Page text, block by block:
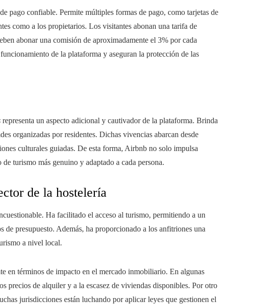
pago confiable. Permite múltiples formas de pago, como tarjetas de
como a los propietarios. Los visitantes abonan una tarifa de
abonar una comisión de aproximadamente el 3% por cada
de la plataforma y aseguran la protección de las
representa un aspecto adicional y cautivador de la plataforma. Brinda
organizadas por residentes. Dichas vivencias abarcan desde
culturales guiadas. De esta forma, Airbnb no solo impulsa
turismo más genuino y adaptado a cada persona.
de la hostelería
Ha facilitado el acceso al turismo, permitiendo a un
presupuesto. Además, ha proporcionado a los anfitriones una
a nivel local.
en términos de impacto en el mercado inmobiliario. En algunas
precios de alquiler y a la escasez de viviendas disponibles. Por otro
jurisdicciones están luchando por aplicar leyes que gestionen el